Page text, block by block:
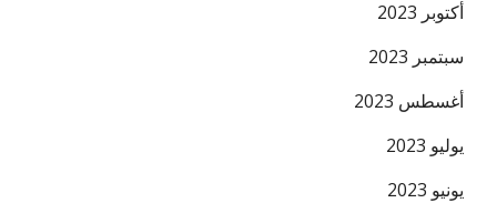
أكتوبر 2023
سبتمبر 2023
أغسطس 2023
يوليو 2023
يونيو 2023